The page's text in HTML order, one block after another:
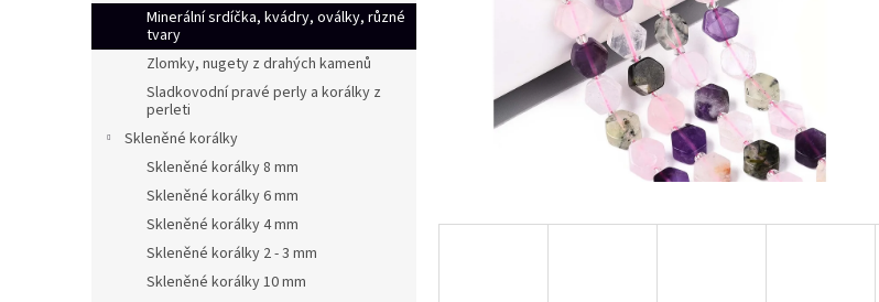
l
Minerální srdíčka, kvádry, oválky, různé
tvary
Zlomky, nugety z drahých kamenů
Sladkovodní pravé perly a korálky z
perleti
Skleněné korálky
Skleněné korálky 8 mm
Skleněné korálky 6 mm
Skleněné korálky 4 mm
Skleněné korálky 2 - 3 mm
Skleněné korálky 10 mm